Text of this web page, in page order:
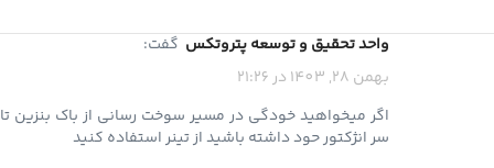
واحد تحقیق و توسعه پتروتکس گفت:
بهمن 28, 1403 در 21:26
اگر میخواهید خودگی در مسیر سوخت رسانی از باک بنزین تا
سر انژکتور حود داشته باشید از تینر استفاده کنید